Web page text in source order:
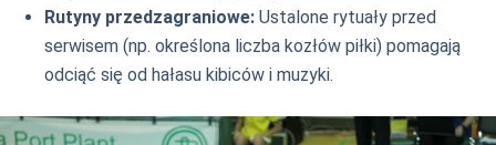
Rutyny przedzagraniowe: Ustalone rytuały przed
serwisem (np. określona liczba kozłów piłki) pomagają
odciąć się od hałasu kibiców i muzyki.